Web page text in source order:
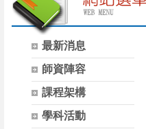
最新消息
師資陣容
課程架構
學科活動